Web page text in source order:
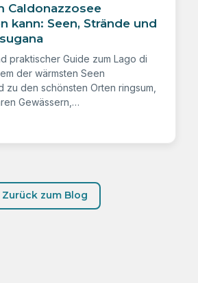
Caldonazzosee
kann: Seen, Strände und
praktischer Guide zum Lago di
der wärmsten Seen
zu den schönsten Orten ringsum,
Gewässern,…
Zurück zum Blog